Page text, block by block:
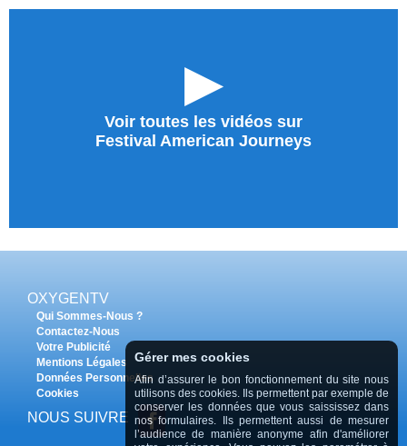
►
Voir toutes les vidéos sur
Festival American Journeys
OXYGENTV
Qui Sommes-Nous ?
Contactez-Nous
Votre Publicité
Mentions Légales
Données Personnelles
Cookies
NOUS SUIVRE
Gérer mes cookies
Afin d’assurer le bon fonctionnement du site nous
utilisons des cookies. Ils permettent par exemple de
conserver les données que vous saississez dans
nos formulaires. Ils permettent aussi de mesurer
l’audience de manière anonyme afin d'améliorer